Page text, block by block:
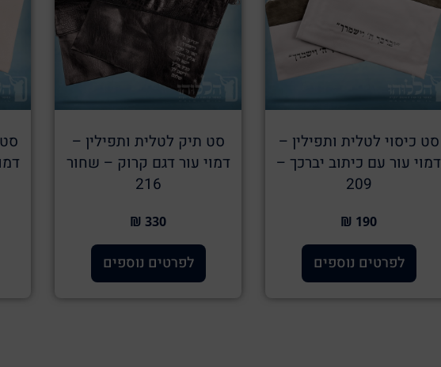
סט כיסוי לטלית ותפילין –
דמוי עור עם כיתוב יברכך –
209
190 ₪
לפרטים נוספים
סט תיק לטלית ותפילין –
דמוי עור דגם קרוק – שחור
216
330 ₪
לפרטים נוספים